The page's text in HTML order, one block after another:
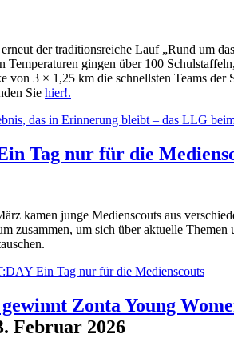
der traditionsreiche Lauf „Rund um
Temperaturen gingen über 100
von 3 × 1,25 km die schnellsten Teams
Sie hier!.
das in Erinnerung bleibt – das LLG
Tag nur für die
kamen junge Medienscouts aus
zusammen, um sich über aktuelle
Ein Tag nur für die Medienscouts
Zonta Young
Februar 2026